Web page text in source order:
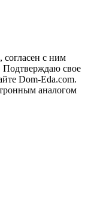
, согласен с ним
Подтверждаю свое
Dom-Eda.com.
аналогом